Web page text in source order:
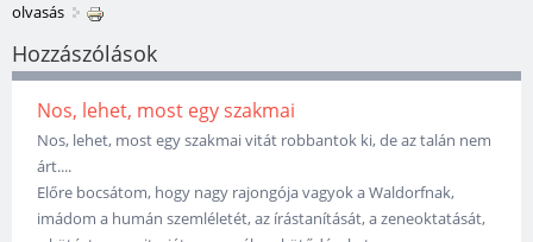
olvasás
Hozzászólások
Nos, lehet, most egy szakmai
Nos, lehet, most egy szakmai vitát robbantok ki, de az talán nem
árt....
Előre bocsátom, hogy nagy rajongója vagyok a Waldorfnak,
imádom a humán szemléletét, az írástanítását, a zeneoktatását,